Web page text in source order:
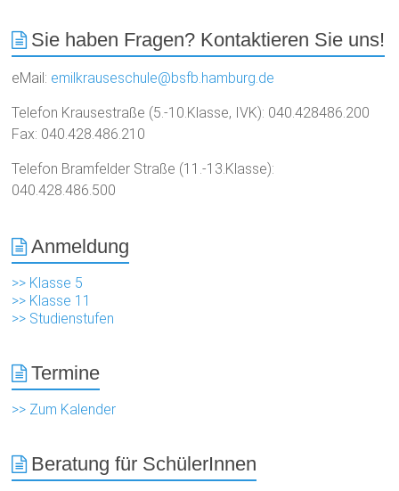
Sie haben Fragen? Kontaktieren Sie uns!
eMail: emilkrauseschule@bsfb.hamburg.de
Telefon Krausestraße (5.-10.Klasse, IVK): 040.428486.200
Fax: 040.428.486.210
Telefon Bramfelder Straße (11.-13.Klasse):
040.428.486.500
Anmeldung
>> Klasse 5
>> Klasse 11
>> Studienstufen
Termine
>> Zum Kalender
Beratung für SchülerInnen